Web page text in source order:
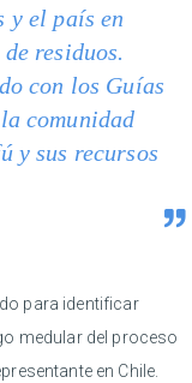
y el país en
residuos.
con los Guías
comunidad
y sus recursos
para identificar
medular del proceso
en Chile.